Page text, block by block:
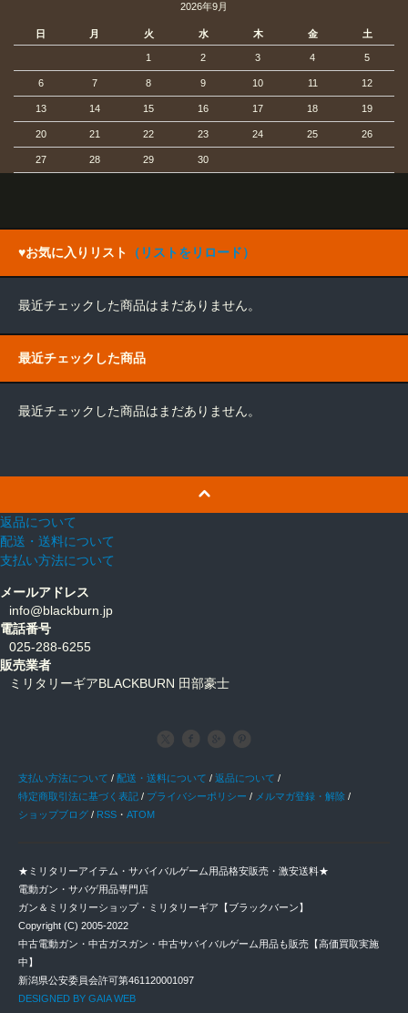
2026年9月
日 月 火 水 木 金 土
1 2 3 4 5
6 7 8 9 10 11 12
13 14 15 16 17 18 19
20 21 22 23 24 25 26
27 28 29 30
♥お気に入りリスト （リストをリロード）
最近チェックした商品はまだありません。
最近チェックした商品
最近チェックした商品はまだありません。
返品について
配送・送料について
支払い方法について
メールアドレス
info@blackburn.jp
電話番号
025-288-6255
販売業者
ミリタリーギアBLACKBURN 田部豪士
支払い方法について / 配送・送料について / 返品について /
特定商取引法に基づく表記 / プライバシーポリシー / メルマガ登録・解除 /
ショップブログ / RSS ・ ATOM
★ミリタリーアイテム・サバイバルゲーム用品格安販売・激安送料★
電動ガン・サバゲ用品専門店
ガン＆ミリタリーショップ・ミリタリーギア【ブラックバーン】
Copyright (C) 2005-2022
中古電動ガン・中古ガスガン・中古サバイバルゲーム用品も販売【高価買取実施
中】
新潟県公安委員会許可第461120001097
DESIGNED BY GAIA WEB